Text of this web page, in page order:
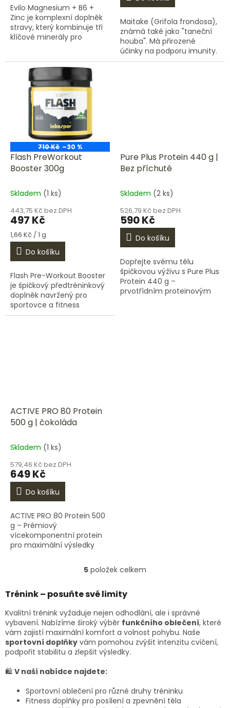
Evilo Magnesium + B6 +
Zinc je komplexní doplněk
stravy, který kombinuje tři
klíčové minerály pro
podporuje činnost svalů,...
Maitake (Grifola frondosa),
známá také jako "taneční
houba". Má přirozené
účinky na podporu imunity.
Obsahuje silný extrakt s
710 Kč –30 %
Flash PreWorkout
Booster 300g
Skladem (1 ks)
443,75 Kč bez DPH
497 Kč
Měrná
cena:
1,66 Kč / 1 g
Do košíku
Flash Pre-Workout Booster
je špičkový předtréninkový
doplněk navržený pro
sportovce a fitness
nadšence, kteří usilují o
Pure Plus Protein 440 g |
Bez příchutě
Skladem (2 ks)
526,79 Kč bez DPH
590 Kč
Do košíku
Dopřejte svému tělu
špičkovou výživu s Pure Plus
Protein 440 g –
prvotřídním proteinovým
ACTIVE PRO 80 Protein
500 g | čokoláda
Skladem (1 ks)
579,46 Kč bez DPH
649 Kč
Do košíku
ACTIVE PRO 80 Protein 500
g – Prémiový
vícekomponentní protein
pro maximální výsledky
Inkosporu je vysoce kvalitní
O
l
d
a
c
í
p
y
v
5 položek celkem
Trénink – posuňte své limity
Kvalitní trénink vyžaduje nejen odhodlání, ale i správné
vybavení. Nabízíme široký výběr funkčního oblečení, které
vám zajistí maximální komfort a volnost pohybu. Naše
sportovní doplňky vám pomohou zvýšit intenzitu cvičení,
podpořit stabilitu a zlepšit výsledky.
🛍 V naší nabídce najdete:
Sportovní oblečení pro různé druhy tréninku
Fitness doplňky pro posílení a zpevnění těla